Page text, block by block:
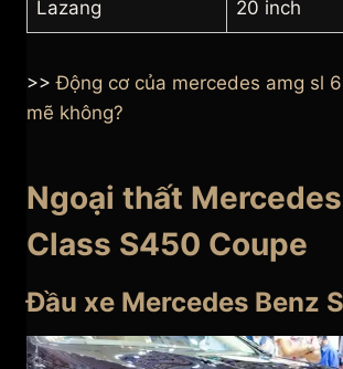
Lazang 20 inch
>>Động cơ của mercedes amg sl
mẽ không?
Ngoại thất
Class S450 Coupe
Đầu xe Mercedes Benz